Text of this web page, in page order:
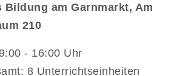
Bildung am Garnmarkt, Am
210
- 16:00 Uhr
8 Unterrichtseinheiten